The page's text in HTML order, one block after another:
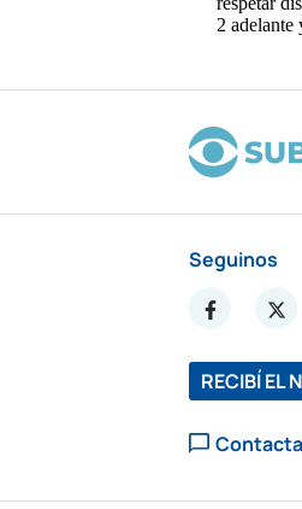
Seguinos
RECIBÍ EL